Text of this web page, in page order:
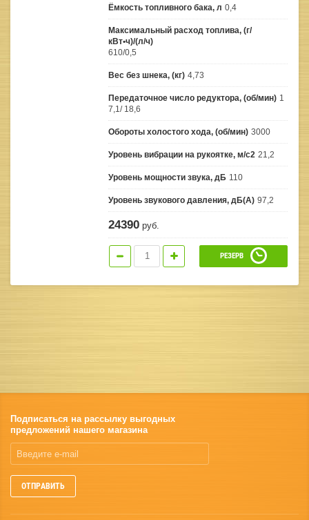
Ёмкость топливного бака, л 0,4
Максимальный расход топлива, (г/
кВт•ч)/(л/ч)
610/0,5
Вес без шнека, (кг) 4,73
Передаточное число редуктора, (об/мин) 1
7,1/ 18,6
Обороты холостого хода, (об/мин) 3000
Уровень вибрации на рукоятке, м/с2 21,2
Уровень мощности звука, дБ 110
Уровень звукового давления, дБ(A) 97,2
24390 руб.
РЕЗЕРВ
Подписаться на рассылку выгодных
предложений нашего магазина
ОТПРАВИТЬ